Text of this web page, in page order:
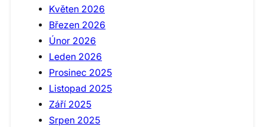
Květen 2026
Březen 2026
Únor 2026
Leden 2026
Prosinec 2025
Listopad 2025
Září 2025
Srpen 2025